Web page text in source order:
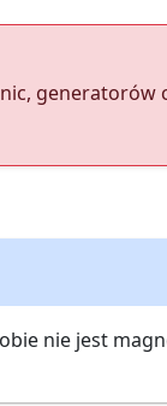
generatorów
nie jest